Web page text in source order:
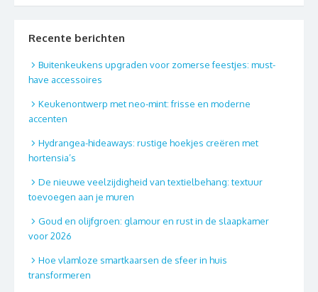
Recente berichten
Buitenkeukens upgraden voor zomerse feestjes: must-
have accessoires
Keukenontwerp met neo-mint: frisse en moderne
accenten
Hydrangea-hideaways: rustige hoekjes creëren met
hortensia’s
De nieuwe veelzijdigheid van textielbehang: textuur
toevoegen aan je muren
Goud en olijfgroen: glamour en rust in de slaapkamer
voor 2026
Hoe vlamloze smartkaarsen de sfeer in huis
transformeren